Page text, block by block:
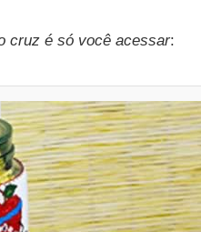
cruz é só você acessar: